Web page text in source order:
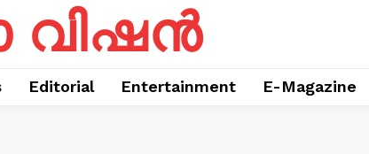
വിഷൻ
Editorial Entertainment E-Magazine